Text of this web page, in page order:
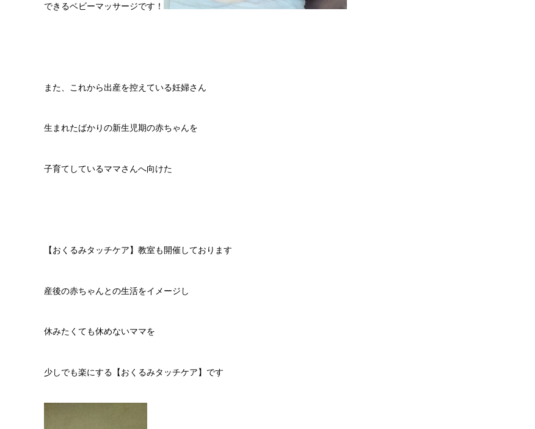
できるベビーマッサージです！
また、これから出産を控えている妊婦さん
生まれたばかりの新生児期の赤ちゃんを
子育てしているママさんへ向けた
【おくるみタッチケア】教室も開催しております
産後の赤ちゃんとの生活をイメージし
休みたくても休めないママを
少しでも楽にする【おくるみタッチケア】です